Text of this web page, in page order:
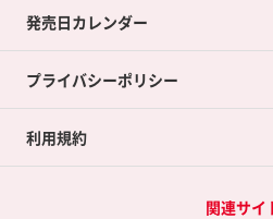
買取承諾書について
ポイント交換景品
発売日カレンダー
プライバシーポリシー
利用規約
関連サイ